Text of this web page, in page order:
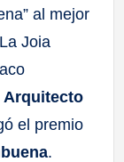
al mejor
Joia
Arquitecto
el premio
.